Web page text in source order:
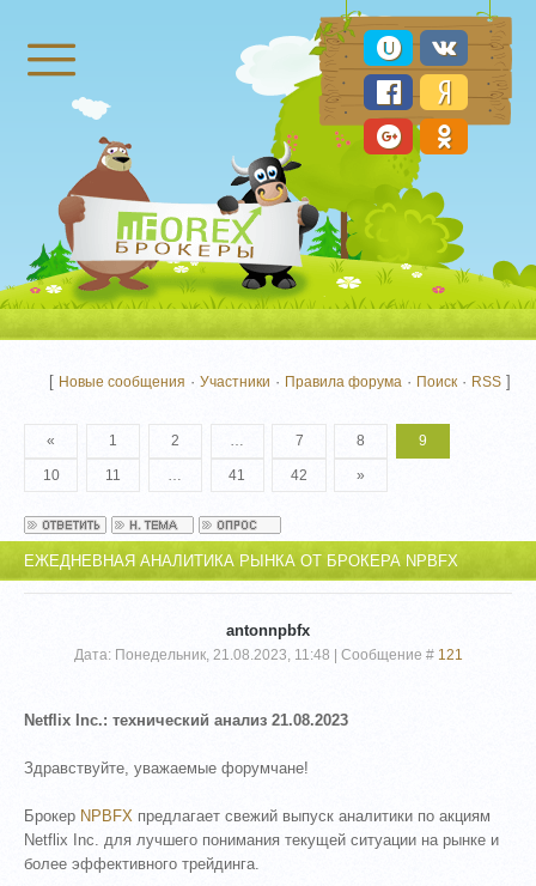
Брокеры Форекс
[ Новые сообщения ·Участники · Правила форума · Поиск · RSS ]
« 1 2 7 8 9
10 11 41 42 »
ЕЖЕДНЕВНАЯ АНАЛИТИКА РЫНКА ОТ БРОКЕРА NPBFX
antonnpbfx
Дата: Понедельник, 21.08.2023, 11:48 | Сообщение # 121
Netflix Inc.: технический анализ 21.08.2023
Здравствуйте, уважаемые форумчане!
Брокер NPBFX предлагает свежий выпуск аналитики по акциям
Netflix Inc. для лучшего понимания текущей ситуации на рынке и
более эффективного трейдинга.